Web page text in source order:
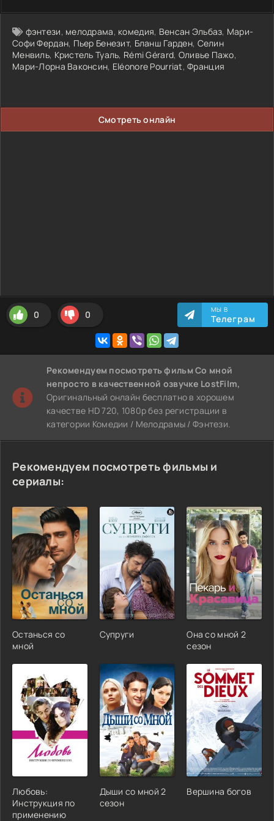
фэнтези, мелодрама, комедия, Венсан Эльбаз, Мари-
Софи Фердан, Пьер Бенезит, Бланш Гарден, Селин
Менвиль, Кристель Туаль, Rémi Gérard, Оливье Пажо,
Мари-Лорна Ваконсин, Eléonore Pourriat,Франция
Смотреть онлайн
0 0 МЫ В
Телеграм
Рекомендуем посмотреть фильм Со мной
непросто в качественной озвучке LostFilm,
Оригинальный онлайн бесплатно в хорошем
качестве HD 720, 1080p без регистрации в
категории Комедии / Мелодрамы / Фэнтези.
Рекомендуем посмотреть фильмы и
сериалы:
Останься со
мной
Супруги
Она со мной 2
сезон
Любовь:
Инструкция по
применению
Дыши со мной 2
сезон
Вершина богов